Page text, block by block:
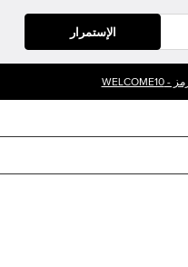
الإستمرار